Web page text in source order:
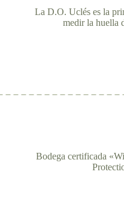
La D.O. Uclés es la
medir la huella
Bodega certificada